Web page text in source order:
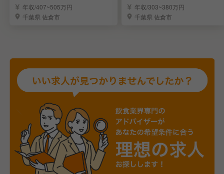
力屋」の店舗運営
年収/407~505万円
千葉県 佐倉市
力屋』の運営
年収/303~380万円
千葉県 佐倉市